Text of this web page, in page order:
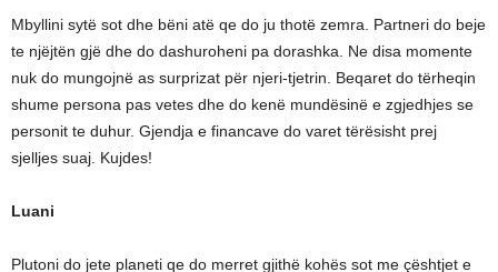
Mbyllini sytë sot dhe bëni atë qe do ju thotë zemra. Partneri do beje
te njëjtën gjë dhe do dashuroheni pa dorashka. Ne disa momente
nuk do mungojnë as surprizat për njeri-tjetrin. Beqaret do tërheqin
shume persona pas vetes dhe do kenë mundësinë e zgjedhjes se
personit te duhur. Gjendja e financave do varet tërësisht prej
sjelljes suaj. Kujdes!
Luani
Plutoni do jete planeti qe do merret gjithë kohës sot me çështjet e